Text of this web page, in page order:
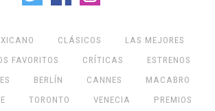
CLÁSICOS
LAS MEJORES
FAVORITOS
CRÍTICAS
ESTRENOS
BERLÍN CANNES
MACABRO
TORONTO VENECIA PREMIOS